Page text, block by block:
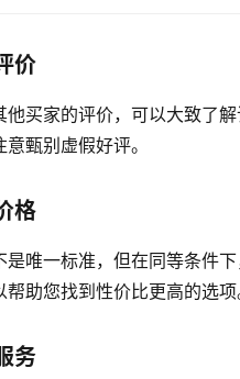
价
他买家的评价，可以大致了
甄别虚假好评。
格
是唯一标准，但在同等条件
助您找到性价比更高的选项
务